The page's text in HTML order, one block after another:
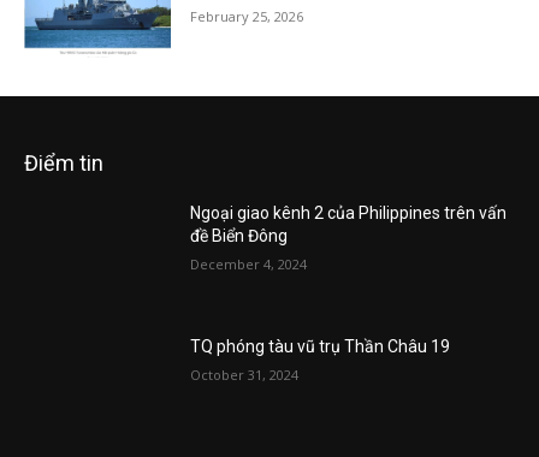
February 25, 2026
Điểm tin
Ngoại giao kênh 2 của Philippines trên vấn
đề Biển Đông
December 4, 2024
TQ phóng tàu vũ trụ Thần Châu 19
October 31, 2024